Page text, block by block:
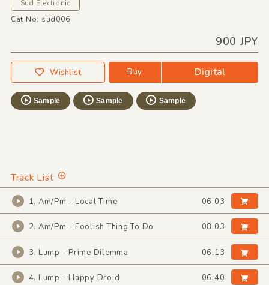
Sud Electronic
Cat No: sud006
900 JPY
Wishlist Buy Digital
Sample Sample Sample
Track List
1. Am/Pm - Local Time 06:03
2. Am/Pm - Foolish Thing To Do 08:03
3. Lump - Prime Dilemma 06:13
4. Lump - Happy Droid 06:40